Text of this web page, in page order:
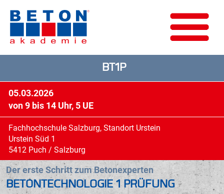
Der erste Schritt zum Betonexperten
BETONTECHNOLOGIE 1 PRÜFUNG
BT1P
05.03.2026
von 9 bis 14 Uhr, 5 UE
Fachhochschule Salzburg, Standort Urstein
Urstein Süd 1
5412 Puch / Salzburg